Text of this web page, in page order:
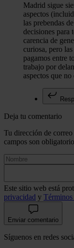
Madrid sigue
aspectos
las prebendas
decisiones para
carencia de
curiosa, pero
pagamos entre
trabajo por
aspectos que
Deja tu comentario
Tu dirección de
campos son
Este sitio web está
privacidad y
Enviar comentario
Síguenos en redes